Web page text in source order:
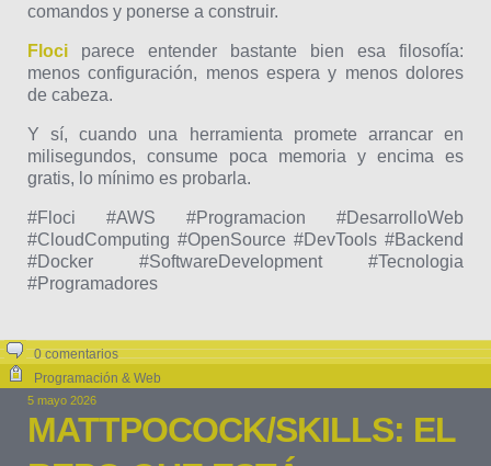
comandos y ponerse a construir.
Floci parece entender bastante bien esa filosofía:
menos configuración, menos espera y menos dolores
de cabeza.
Y sí, cuando una herramienta promete arrancar en
milisegundos, consume poca memoria y encima es
gratis, lo mínimo es probarla.
#Floci #AWS #Programacion #DesarrolloWeb
#CloudComputing #OpenSource #DevTools #Backend
#Docker #SoftwareDevelopment #Tecnologia
#Programadores
0 comentarios
Programación & Web
5 mayo 2026
MATTPOCOCK/SKILLS: EL